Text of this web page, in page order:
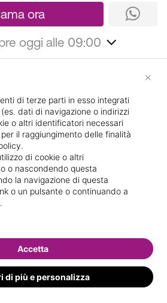
ora
oggi alle 09:00
snc
di terze parti in esso integrati
dati di navigazione o indirizzi
o altri identificatori necessari
il raggiungimento delle finalità
di cookie o altri
o nascondendo questa
la navigazione di questa
o un pulsante o continuando a
di più e personalizza
Accetta
×